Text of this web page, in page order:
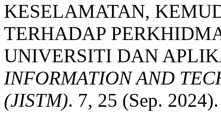
KESELAMATAN,
TERHADAP
UNIVERSITI DAN
INFORMATION AND
(JISTM). 7, 25 (Sep. 2024).